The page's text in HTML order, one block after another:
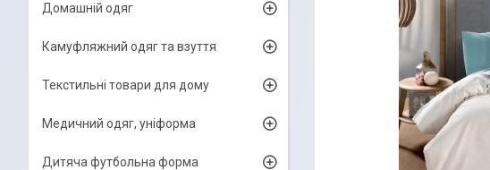
Домашній одяг
Камуфляжний одяг та взуття
Текстильні товари для дому
Медичний одяг, уніформа
Дитяча футбольна форма